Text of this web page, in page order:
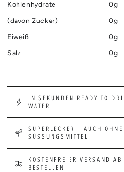
Kohlenhydrate
0g
(davon Zucker)
0g
Eiweiß
0g
Salz
0g
IN SEKUNDEN READY TO
WATER
SUPERLECKER – AUCH
SÜSSUNGSMITTEL
KOSTENFREIER VERSAND
BESTELLEN